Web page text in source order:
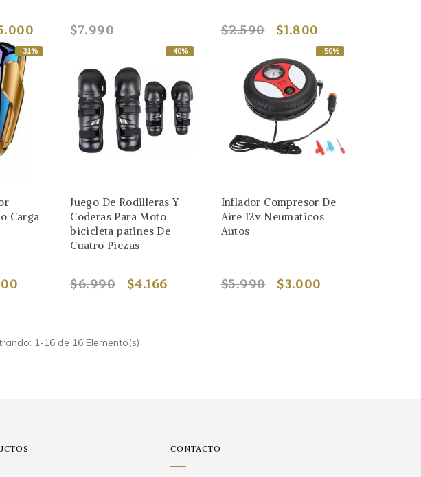
$7.990 $2.590 $1.800
-31%
Carga
-40%
Juego De Rodilleras Y
Coderas Para Moto
bicicleta patines De
Cuatro Piezas
$6.990 $4.166
-50%
Inflador Compresor De
Aire 12v Neumaticos
Autos
$5.990 $3.000
1-16 de 16 Elemento(s)
CONTACTO